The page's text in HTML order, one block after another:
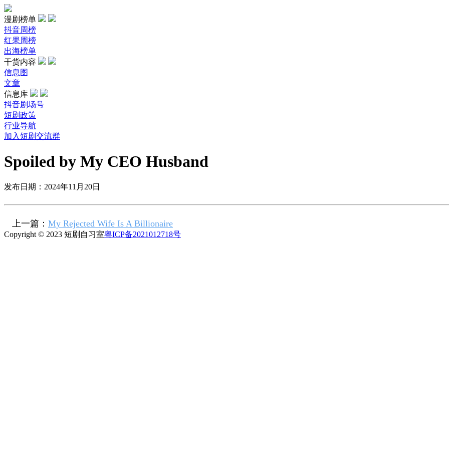
漫剧榜单
抖音周榜
红果周榜
出海榜单
干货内容
信息图
文章
信息库
抖音剧场号
短剧政策
行业导航
加入短剧交流群
Spoiled by My CEO Husband
发布日期：2024年11月20日
上一篇： My Rejected Wife Is A Billionaire
Copyright © 2023 短剧自习室粤ICP备2021012718号